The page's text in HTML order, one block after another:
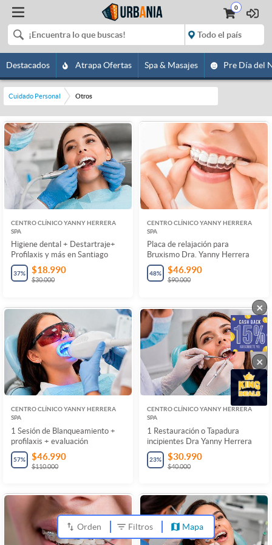
0
Destacados Atrapa Ofertas Spa & Masajes Pre Día del
Cuidado Personal Otros
CENTRO CLÍNICO YANNY HERRERA
SPA
Higiene dental + Destartraje+
Profilaxis y más en Santiago
37% $18.990
$30.000
CENTRO CLÍNICO YANNY HERRERA
SPA
Placa de relajación para
Bruxismo Dra. Yanny Herrera
48% $46.990
$90.000
CENTRO CLÍNICO YANNY HERRERA
SPA
1 Sesión de Blanqueamiento +
profilaxis + evaluación
57% $46.990
$110.000
CENTRO CLÍNICO YANNY HERRERA
SPA
1 Restauración o Tapadura
incipientes Dra Yanny Herrera
23% $30.990
$40.000
Orden Filtros Mapa
×
×